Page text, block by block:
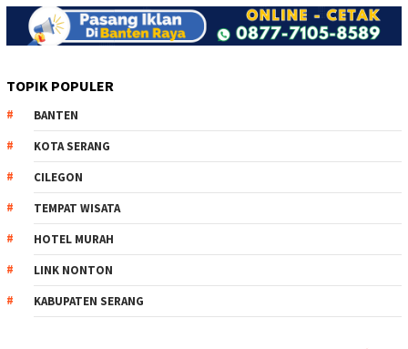
TOPIK POPULER
BANTEN
KOTA SERANG
CILEGON
TEMPAT WISATA
HOTEL MURAH
LINK NONTON
KABUPATEN SERANG